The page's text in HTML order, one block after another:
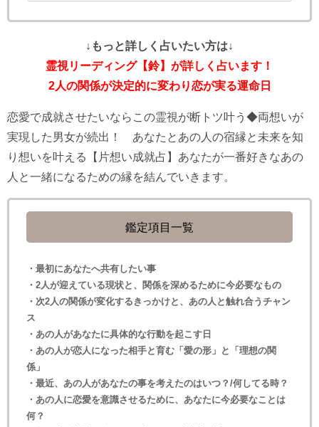
↓もっと詳しく占いたい方は↓
霊視リーディング【鈴】が詳しく占います！
2人の関係が決定的に変わり恋が実る運命日
恋愛で成就させたいならこの霊視が断トツ叶う◆両想いが
実現した男女が続出！ あなたとあの人の宿縁と未来を知
り想いを叶える【片想い成就占】あなたが一番好きなあの
人と一緒になるための縁を結んでいきます。
鑑定項目一覧
・最初にあなたへ共有したい事
・2人が迎えている現状と、関係を深めるために今必要なもの
・次2人の関係が変化するきっかけと、あの人と触れ合うチャン
ス
・あの人があなたに具体的な行動を起こす日
・あの人が恋人になった相手と育む「愛の形」と「理想の関
係」
・最近、あの人があなたの事を考えたのはいつ？/何してる時？
・あの人に恋愛を意識させるために、あなたに今必要なことは
何？